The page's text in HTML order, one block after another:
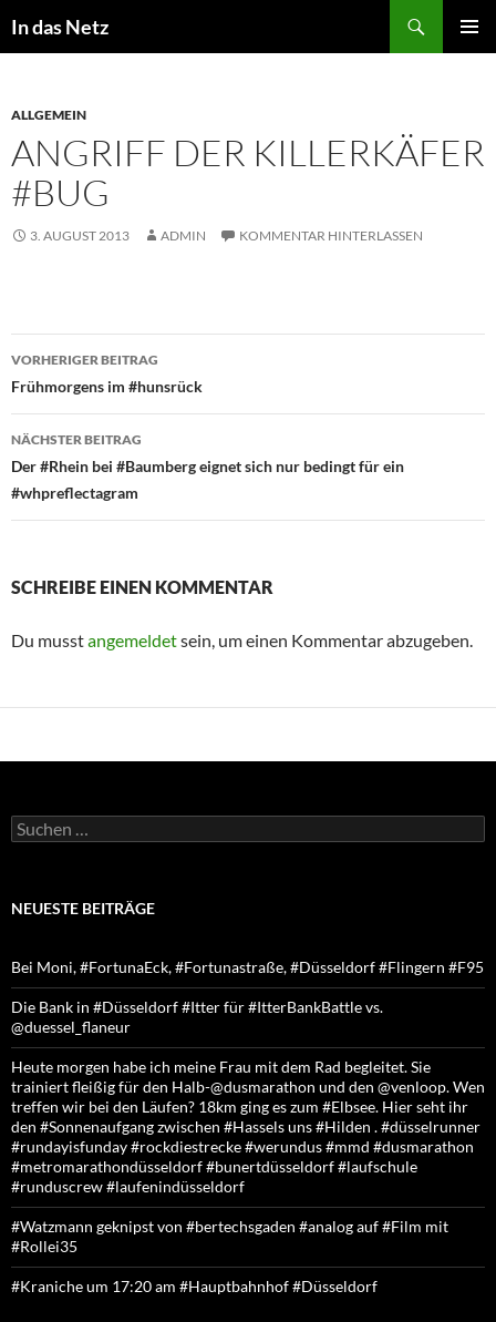
Inhalt
In das Netz
ALLGEMEIN
ANGRIFF DER KILLERKÄFER
#BUG
3. AUGUST 2013 ADMIN KOMMENTAR HINTERLASSEN
Beitragsnavigation
VORHERIGER BEITRAG
Frühmorgens im #hunsrück
NÄCHSTER BEITRAG
Der #Rhein bei #Baumberg eignet sich nur bedingt für ein
#whpreflectagram
SCHREIBE EINEN KOMMENTAR
Du musstangemeldetsein, um einen Kommentar abzugeben.
Suchen
nach:
NEUESTE BEITRÄGE
Bei Moni, #FortunaEck, #Fortunastraße, #Düsseldorf #Flingern #F95
Die Bank in #Düsseldorf #Itter für #ItterBankBattle vs.
@duessel_flaneur
Heute morgen habe ich meine Frau mit dem Rad begleitet. Sie
trainiert fleißig für den Halb-@dusmarathon und den @venloop. Wen
treffen wir bei den Läufen? 18km ging es zum #Elbsee. Hier seht ihr
den #Sonnenaufgang zwischen #Hassels uns #Hilden . #düsselrunner
#rundayisfunday #rockdiestrecke #werundus #mmd #dusmarathon
#metromarathondüsseldorf #bunertdüsseldorf #laufschule
#runduscrew #laufenindüsseldorf
#Watzmann geknipst von #bertechsgaden #analog auf #Film mit
#Rollei35
#Kraniche um 17:20 am #Hauptbahnhof #Düsseldorf